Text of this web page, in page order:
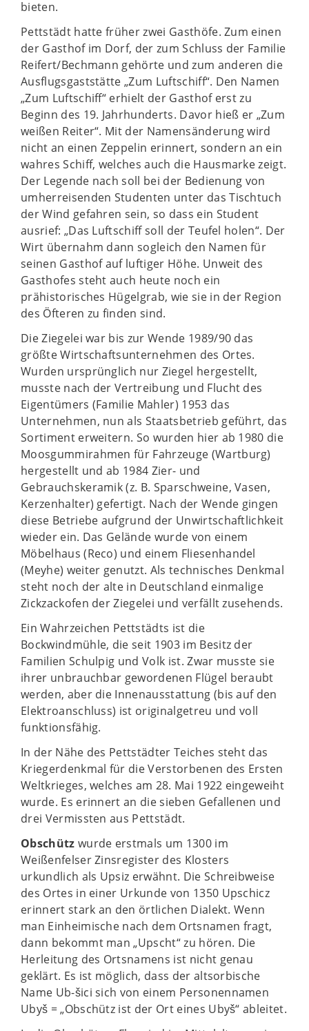
bieten.
Pettstädt hatte früher zwei Gasthöfe. Zum einen
der Gasthof im Dorf, der zum Schluss der Familie
Reifert/Bechmann gehörte und zum anderen die
Ausflugsgaststätte „Zum Luftschiff“. Den Namen
„Zum Luftschiff“ erhielt der Gasthof erst zu
Beginn des 19. Jahrhunderts. Davor hieß er „Zum
weißen Reiter“. Mit der Namensänderung wird
nicht an einen Zeppelin erinnert, sondern an ein
wahres Schiff, welches auch die Hausmarke zeigt.
Der Legende nach soll bei der Bedienung von
umherreisenden Studenten unter das Tischtuch
der Wind gefahren sein, so dass ein Student
ausrief: „Das Luftschiff soll der Teufel holen“. Der
Wirt übernahm dann sogleich den Namen für
seinen Gasthof auf luftiger Höhe. Unweit des
Gasthofes steht auch heute noch ein
prähistorisches Hügelgrab, wie sie in der Region
des Öfteren zu finden sind.
Die Ziegelei war bis zur Wende 1989/90 das
größte Wirtschaftsunternehmen des Ortes.
Wurden ursprünglich nur Ziegel hergestellt,
musste nach der Vertreibung und Flucht des
Eigentümers (Familie Mahler) 1953 das
Unternehmen, nun als Staatsbetrieb geführt, das
Sortiment erweitern. So wurden hier ab 1980 die
Moosgummirahmen für Fahrzeuge (Wartburg)
hergestellt und ab 1984 Zier- und
Gebrauchskeramik (z. B. Sparschweine, Vasen,
Kerzenhalter) gefertigt. Nach der Wende gingen
diese Betriebe aufgrund der Unwirtschaftlichkeit
wieder ein. Das Gelände wurde von einem
Möbelhaus (Reco) und einem Fliesenhandel
(Meyhe) weiter genutzt. Als technisches Denkmal
steht noch der alte in Deutschland einmalige
Zickzackofen der Ziegelei und verfällt zusehends.
Ein Wahrzeichen Pettstädts ist die
Bockwindmühle, die seit 1903 im Besitz der
Familien Schulpig und Volk ist. Zwar musste sie
ihrer unbrauchbar gewordenen Flügel beraubt
werden, aber die Innenausstattung (bis auf den
Elektroanschluss) ist originalgetreu und voll
funktionsfähig.
In der Nähe des Pettstädter Teiches steht das
Kriegerdenkmal für die Verstorbenen des Ersten
Weltkrieges, welches am 28. Mai 1922 eingeweiht
wurde. Es erinnert an die sieben Gefallenen und
drei Vermissten aus Pettstädt.
Obschütz wurde erstmals um 1300 im
Weißenfelser Zinsregister des Klosters
urkundlich als Upsiz erwähnt. Die Schreibweise
des Ortes in einer Urkunde von 1350 Upschicz
erinnert stark an den örtlichen Dialekt. Wenn
man Einheimische nach dem Ortsnamen fragt,
dann bekommt man „Upscht“ zu hören. Die
Herleitung des Ortsnamens ist nicht genau
geklärt. Es ist möglich, dass der altsorbische
Name Ub-šici sich von einem Personennamen
Ubyš = „Obschütz ist der Ort eines Ubyš“ ableitet.